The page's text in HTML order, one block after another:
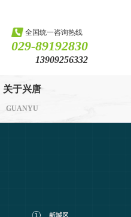
全国统一咨询热线
029-89192830
13909256332
关于兴唐
GUANYU